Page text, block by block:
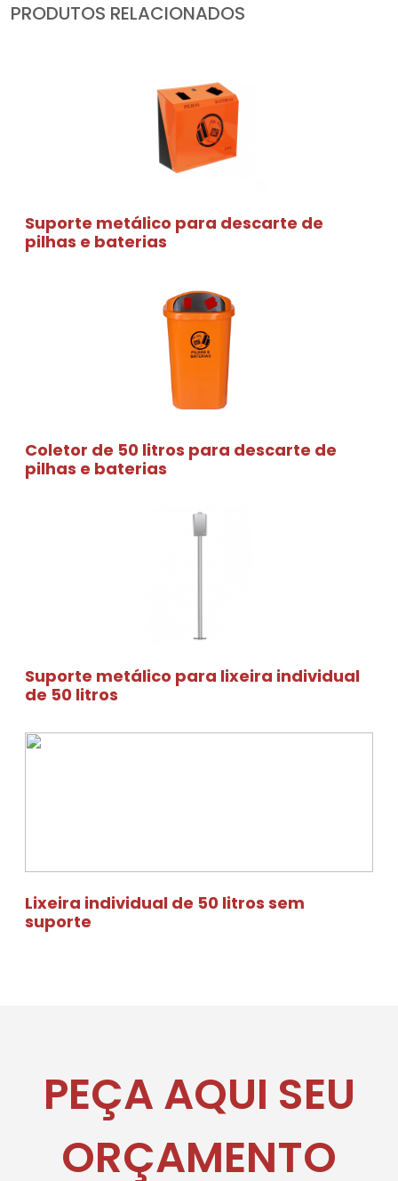
PRODUTOS RELACIONADOS
Suporte metálico para descarte de
pilhas e baterias
Coletor de 50 litros para descarte de
pilhas e baterias
Suporte metálico para lixeira individual
de 50 litros
Lixeira individual de 50 litros sem
suporte
PEÇA AQUI SEU
ORÇAMENTO